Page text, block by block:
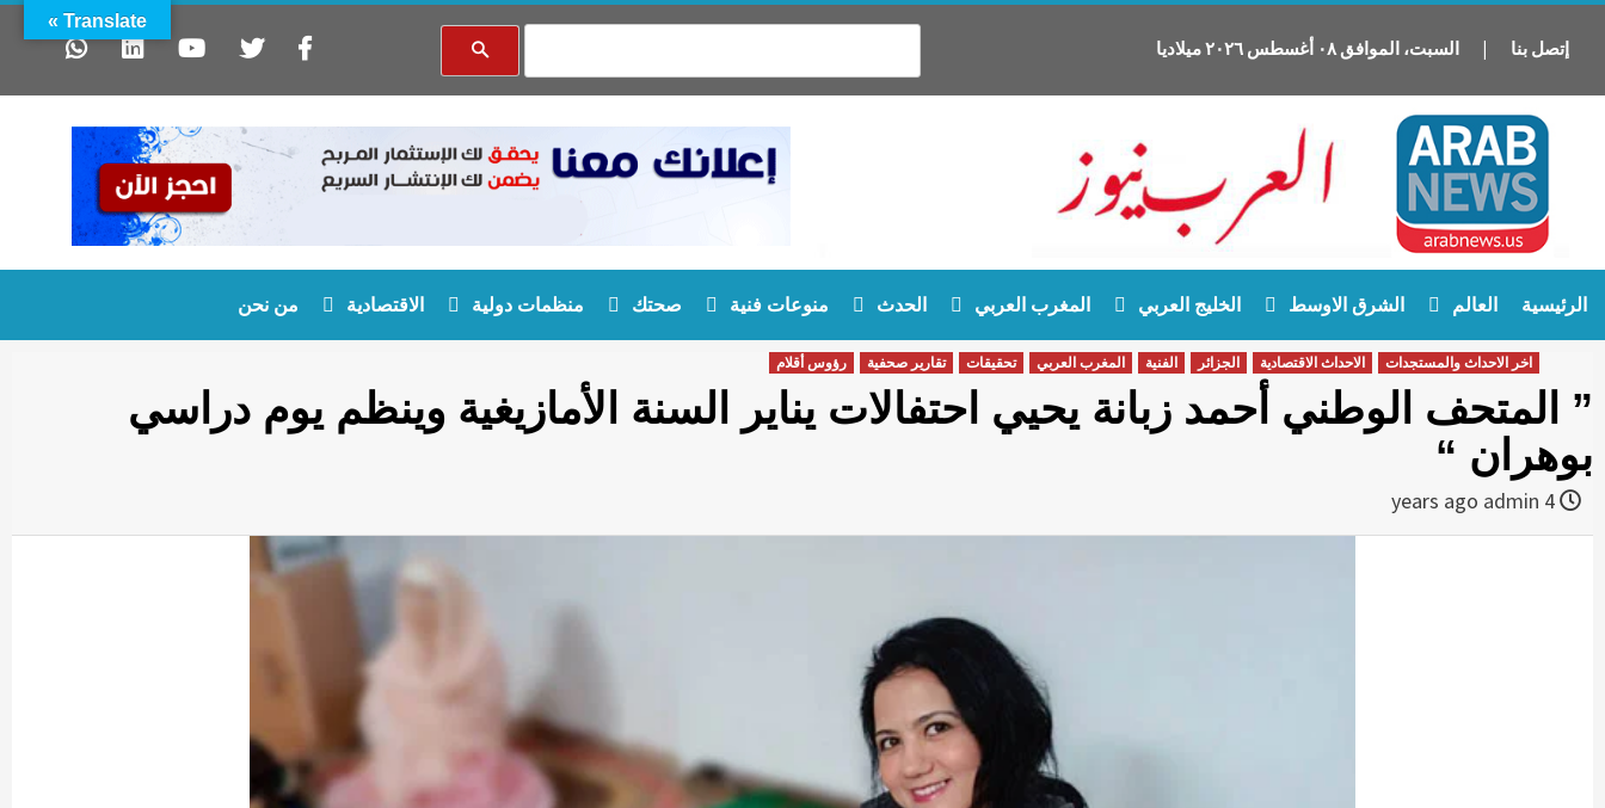
إتصل بنا | السبت، الموافق٠٨ أغسطس ٢٠٢٦ميلاديا
content
الرئيسية العالم الشرق الاوسط الخليج العربي المغرب العربي الحدث منوعات فنية صحتك منظمات دولية الاقتصادية من نحن
اخر الاحداث والمستجدات الاحداث الاقتصادية الجزائر الفنية المغرب العربي تحقيقات تقارير صحفية رؤوس أقلام
” المتحف الوطني أحمد زبانة يحيي احتفالات يناير السنة الأمازيغية وينظم يوم دراسي
بوهران “
admin
Translate »